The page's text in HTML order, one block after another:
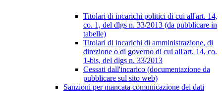
Titolari di incarichi politici di cui all'art. 14,
co. 1, del dlgs n. 33/2013 (da pubblicare in
tabelle)
Titolari di incarichi di amministrazione, di
direzione o di governo di cui all'art. 14, co.
1-bis, del dlgs n. 33/2013
Cessati dall'incarico (documentazione da
pubblicare sul sito web)
Sanzioni per mancata comunicazione dei dati